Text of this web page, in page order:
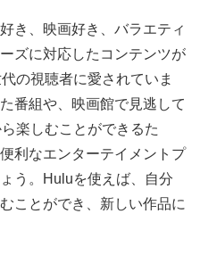
き、映画好き、バラエティ
ズに対応したコンテンツが
の視聴者に愛されていま
番組や、映画館で見逃して
楽しむことができるた
利なエンターテイメントプ
う。Huluを使えば、自分
ことができ、新しい作品に